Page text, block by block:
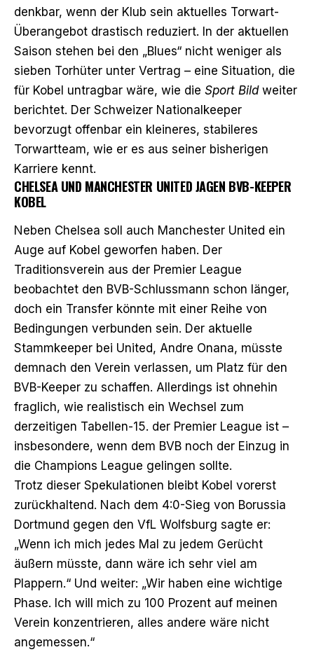
denkbar, wenn der Klub sein aktuelles Torwart-
Überangebot drastisch reduziert. In der aktuellen
Saison stehen bei den „Blues“ nicht weniger als
sieben Torhüter unter Vertrag – eine Situation, die
für Kobel untragbar wäre, wie die Sport Bildweiter
berichtet. Der Schweizer Nationalkeeper
bevorzugt offenbar ein kleineres, stabileres
Torwartteam, wie er es aus seiner bisherigen
Karriere kennt.
CHELSEA UND MANCHESTER UNITED JAGEN BVB-KEEPER
KOBEL
Neben Chelsea soll auch Manchester United ein
Auge auf Kobel geworfen haben. Der
Traditionsverein aus der Premier League
beobachtet den BVB-Schlussmann schon länger,
doch ein Transfer könnte mit einer Reihe von
Bedingungen verbunden sein. Der aktuelle
Stammkeeper bei United, Andre Onana, müsste
demnach den Verein verlassen, um Platz für den
BVB-Keeper zu schaffen. Allerdings ist ohnehin
fraglich, wie realistisch ein Wechsel zum
derzeitigen Tabellen-15. der Premier League ist –
insbesondere, wenn dem BVB noch der Einzug in
die Champions League gelingen sollte.
Trotz dieser Spekulationen bleibt Kobel vorerst
zurückhaltend. Nach dem 4:0-Sieg von Borussia
Dortmund gegen den VfL Wolfsburg sagte er:
„Wenn ich mich jedes Mal zu jedem Gerücht
äußern müsste, dann wäre ich sehr viel am
Plappern.“ Und weiter: „Wir haben eine wichtige
Phase. Ich will mich zu 100 Prozent auf meinen
Verein konzentrieren, alles andere wäre nicht
angemessen.“